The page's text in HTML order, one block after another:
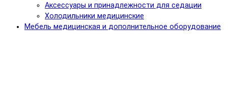
Аксессуары и принадлежности для седации
Холодильники медицинские
Мебель медицинская и дополнительное оборудование